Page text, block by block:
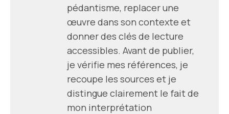
pédantisme, replacer une
œuvre dans son contexte et
donner des clés de lecture
accessibles. Avant de publier,
je vérifie mes références, je
recoupe les sources et je
distingue clairement le fait de
mon interprétation